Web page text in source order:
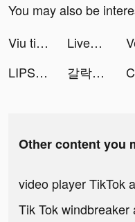
You may also be
Viu tiktok ads
LiveMe – Live Stream & Go Live tiktok ads
LIPS(リップス) tiktok ads
갈락티코 tiktok ads
Other content you
video player TikTok
Tik Tok windbreaker